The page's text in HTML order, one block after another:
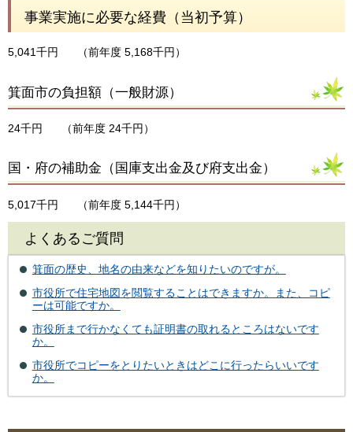
事業実施に必要な経費（当初予算）
5,041千円 （前年度 5,168千円）
箕面市の負担額（一般財源）
24千円 （前年度 24千円）
国・府の補助金（国庫支出金及び府支出金）
5,017千円 （前年度 5,144千円）
よくあるご質問
箕面の歴史、地名の由来などを知りたいのですが。
市役所で住宅地図を閲覧することはできますか。また、コピ
ーは可能ですか。
市役所まで行かなくても証明書の取れるところはないです
か。
市役所でコピーをとりたいときはどこに行ったらいいです
か。